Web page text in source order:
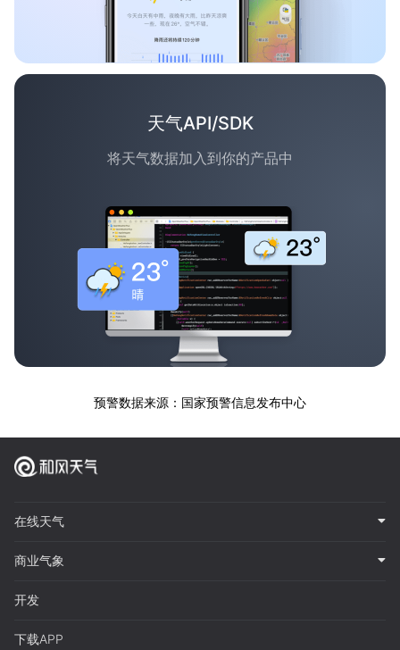
天气API/SDK
将天气数据加入到你的产品中
预警数据来源：国家预警信息发布中心
在线天气
商业气象
开发
下载APP